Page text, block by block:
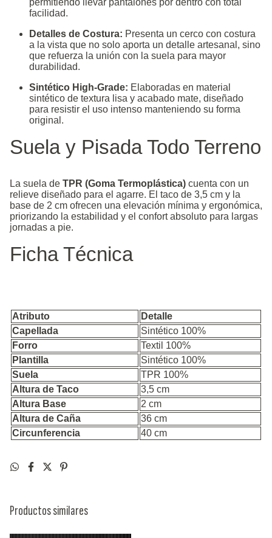
permitiendo llevar pantalones por dentro con total
facilidad.
Detalles de Costura: Presenta un cerco con costura
a la vista que no solo aporta un detalle artesanal, sino
que refuerza la unión con la suela para mayor
durabilidad.
Sintético High-Grade: Elaboradas en material
sintético de textura lisa y acabado mate, diseñado
para resistir el uso intenso manteniendo su forma
original.
Suela y Pisada Todo Terreno
La suela de TPR (Goma Termoplástica) cuenta con un
relieve diseñado para el agarre. El taco de 3,5 cm y la
base de 2 cm ofrecen una elevación mínima y ergonómica,
priorizando la estabilidad y el confort absoluto para largas
jornadas a pie.
Ficha Técnica
Atributo
Detalle
Capellada
Sintético 100%
Forro
Textil 100%
Plantilla
Sintético 100%
Suela
TPR 100%
Altura de Taco
3,5 cm
Altura Base
2 cm
Altura de Caña
36 cm
Circunferencia
40 cm
Productos similares